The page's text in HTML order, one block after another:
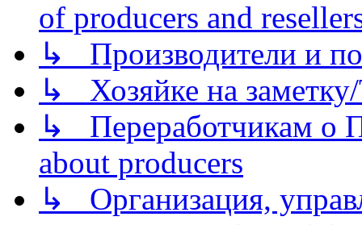
of producers and
↳ Производители и
↳ Хозяйке на
↳ Переработчикам о
about producers
↳ Организация,